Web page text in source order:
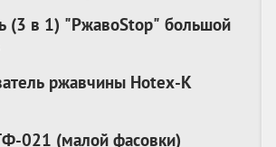
(3 в 1) "РжавоStop" большой
ржавчины Hotex-K
021 (малой фасовки)